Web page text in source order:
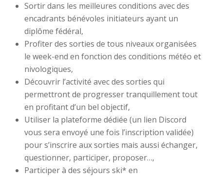
Sortir dans les meilleures conditions avec des
encadrants bénévoles initiateurs ayant un
diplôme fédéral,
Profiter des sorties de tous niveaux organisées
le week-end en fonction des conditions météo et
nivologiques,
Découvrir l’activité avec des sorties qui
permettront de progresser tranquillement tout
en profitant d’un bel objectif,
Utiliser la plateforme dédiée (un lien Discord
vous sera envoyé une fois l’inscription validée)
pour s’inscrire aux sorties mais aussi échanger,
questionner, participer, proposer…,
Participer à des séjours ski* en